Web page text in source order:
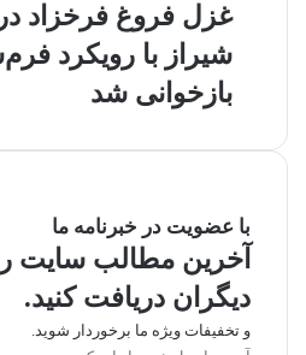
غزل فروغ فرخزاد
شیراز با رویکرد
بازخوانی شد
با عضویت در خبرنامه ما
آخرین مطالب سایت
دیگران دریافت کنید.
و تخفیفات ویژه ما برخوردار شوید.